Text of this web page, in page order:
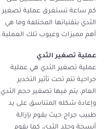
كم ساعة تستغرق عملية تصغير
الثدي بتقنياتها المختلفة وما هي
أهم مميزات وعيوب تلك العملية.
عملية تصغير الثدي
عملية تصغير الثدي هي عملية
جراحية تتم تحت تأثير التخدير
العام، يتم فيها تصغير حجم الثدي
وإعادة شكله المتناسق على يد
طبيب جراح حيث يقوم بإزالة
أنسجة وجلد الثدي، كما يقوم